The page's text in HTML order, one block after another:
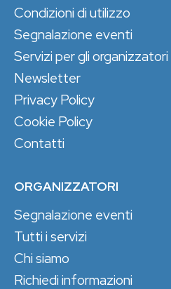
Condizioni di utilizzo
Segnalazione eventi
Servizi per gli organizzatori
Newsletter
Privacy Policy
Cookie Policy
Contatti
ORGANIZZATORI
Segnalazione eventi
Tutti i servizi
Chi siamo
Richiedi informazioni